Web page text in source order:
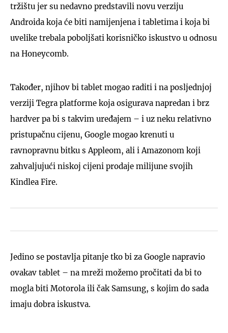
tržištu jer su nedavno predstavili novu verziju
Androida koja će biti namijenjena i tabletima i koja bi
uvelike trebala poboljšati korisničko iskustvo u odnosu
na Honeycomb.
Također, njihov bi tablet mogao raditi i na posljednjoj
verziji Tegra platforme koja osigurava napredan i brz
hardver pa bi s takvim uređajem – i uz neku relativno
pristupačnu cijenu, Google mogao krenuti u
ravnopravnu bitku s Appleom, ali i Amazonom koji
zahvaljujući niskoj cijeni prodaje milijune svojih
Kindlea Fire.
Jedino se postavlja pitanje tko bi za Google napravio
ovakav tablet – na mreži možemo pročitati da bi to
mogla biti Motorola ili čak Samsung, s kojim do sada
imaju dobra iskustva.